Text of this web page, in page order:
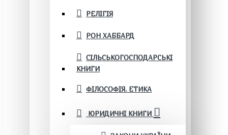
РЕЛІГІЯ
РОН ХАББАРД
СІЛЬСЬКОГОСПОДАРСЬКІ
КНИГИ
ФІЛОСОФІЯ. ЕТИКА
ЮРИДИЧНІ КНИГИ